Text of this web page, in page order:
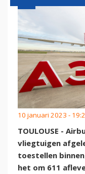
10 januari 2023 -
TOULOUSE -
vliegtuigen
toestellen
het om 611